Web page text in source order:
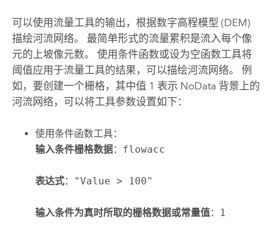
可以使用 流量工具的输出，根据数字高程模型 (DEM)
描绘河流网络。 最简单形式的流量累积是流入每个像
元的上坡像元数。 使用条件函数或设为空函数工具将
阈值应用于流量工具的结果，可以描绘河流网络。 例
如，要创建一个栅格，其中值 1 表示 NoData 背景上的
河流网络，可以将工具参数设置如下：
使用条件函数工具：
输入条件栅格数据： flowacc
表达式： "Value > 100"
输入条件为真时所取的栅格数据或常量值： 1